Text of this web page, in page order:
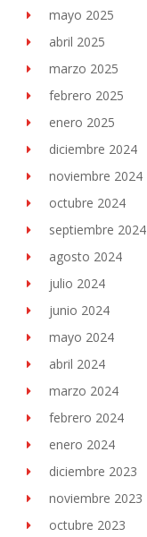
mayo 2025
abril 2025
marzo 2025
febrero 2025
enero 2025
diciembre 2024
noviembre 2024
octubre 2024
septiembre 2024
agosto 2024
julio 2024
junio 2024
mayo 2024
abril 2024
marzo 2024
febrero 2024
enero 2024
diciembre 2023
noviembre 2023
octubre 2023